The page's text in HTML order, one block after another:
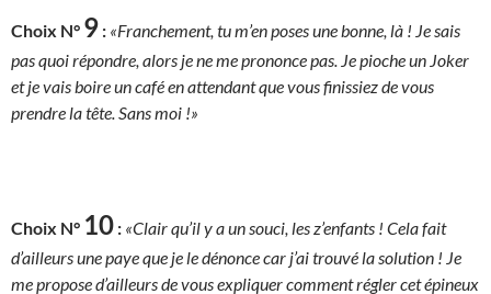
Choix N° 9 : «Franchement, tu m’en poses une bonne, là ! Je sais
pas quoi répondre, alors je ne me prononce pas. Je pioche un Joker
et je vais boire un café en attendant que vous finissiez de vous
prendre la tête. Sans moi !»
Choix N° 10 : «Clair qu’il y a un souci, les z’enfants ! Cela fait
d’ailleurs une paye que je le dénonce car j’ai trouvé la solution ! Je
me propose d’ailleurs de vous expliquer comment régler cet épineux